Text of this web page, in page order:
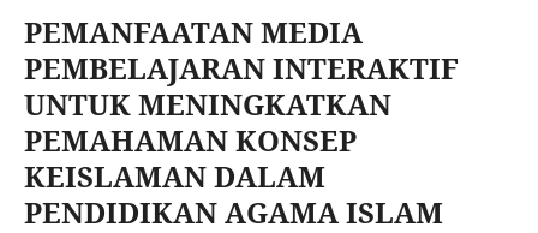
PEMANFAATAN MEDIA
PEMBELAJARAN INTERAKTIF
UNTUK MENINGKATKAN
PEMAHAMAN KONSEP
KEISLAMAN DALAM
PENDIDIKAN AGAMA ISLAM